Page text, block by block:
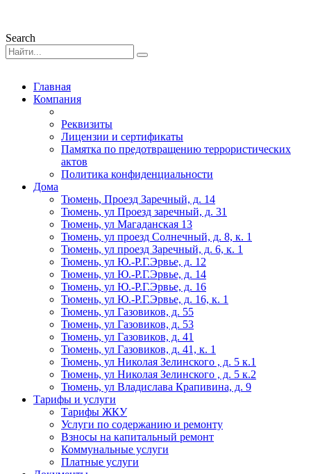
Search
Главная
Компания
Реквизиты
Лицензии и сертификаты
Памятка по предотвращению террористических
актов
Политика конфиденциальности
Дома
Тюмень, Проезд Заречный, д. 14
Тюмень, ул Проезд заречный, д. 31
Тюмень, ул Магаданская 13
Тюмень, ул проезд Солнечный, д. 8, к. 1
Тюмень, ул проезд Заречный, д. 6, к. 1
Тюмень, ул Ю.-Р.Г.Эрвье, д. 12
Тюмень, ул Ю.-Р.Г.Эрвье, д. 14
Тюмень, ул Ю.-Р.Г.Эрвье, д. 16
Тюмень, ул Ю.-Р.Г.Эрвье, д. 16, к. 1
Тюмень, ул Газовиков, д. 55
Тюмень, ул Газовиков, д. 53
Тюмень, ул Газовиков, д. 41
Тюмень, ул Газовиков, д. 41, к. 1
Тюмень, ул Николая Зелинского , д. 5 к.1
Тюмень, ул Николая Зелинского , д. 5 к.2
Тюмень, ул Владислава Крапивина, д. 9
Тарифы и услуги
Тарифы ЖКУ
Услуги по содержанию и ремонту
Взносы на капитальный ремонт
Коммунальные услуги
Платные услуги